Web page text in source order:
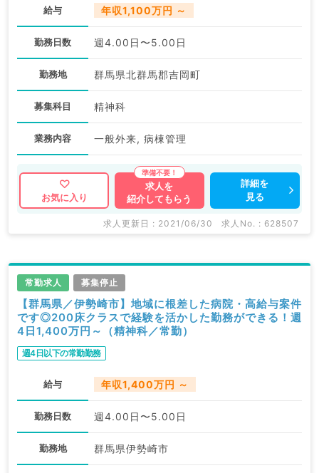
給与 年収1,100万円 ～
勤務日数 週4.00日〜5.00日
勤務地 群馬県北群馬郡吉岡町
募集科目 精神科
業務内容 一般外来, 病棟管理
お気に入り
求人を
紹介してもらう
詳細を
見る
求人更新日 : 2021/06/30 求人No. : 628507
常勤求人 募集停止
【群馬県／伊勢崎市】地域に根差した病院・高給与案件
です◎200床クラスで経験を活かした勤務ができる！週
4日1,400万円～（精神科／常勤）
週4日以下の常勤勤務
給与 年収1,400万円 ～
勤務日数 週4.00日〜5.00日
勤務地 群馬県伊勢崎市